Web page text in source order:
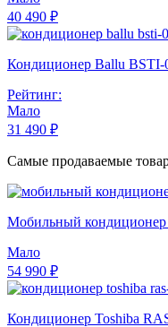
40 490 ₽
Кондиционер Ballu BSTI-
Рейтинг:
Мало
31 490 ₽
Самые продаваемые
Мобильный
Мало
54 990 ₽
Кондиционер Toshiba